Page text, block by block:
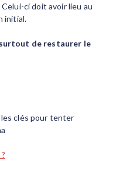
ci doit avoir lieu au
initial.
de restaurer le
clés pour tenter